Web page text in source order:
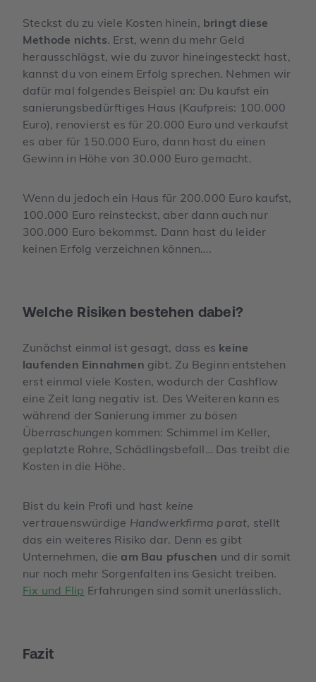
Steckst du zu viele Kosten hinein, bringt diese
Methode nichts. Erst, wenn du mehr Geld
herausschlägst, wie du zuvor hineingesteckt hast,
kannst du von einem Erfolg sprechen. Nehmen wir
dafür mal folgendes Beispiel an: Du kaufst ein
sanierungsbedürftiges Haus (Kaufpreis: 100.000
Euro), renovierst es für 20.000 Euro und verkaufst
es aber für 150.000 Euro, dann hast du einen
Gewinn in Höhe von 30.000 Euro gemacht.
Wenn du jedoch ein Haus für 200.000 Euro kaufst,
100.000 Euro reinsteckst, aber dann auch nur
300.000 Euro bekommst. Dann hast du leider
keinen Erfolg verzeichnen können….
Welche Risiken bestehen dabei?
Zunächst einmal ist gesagt, dass es keine
laufenden Einnahmen gibt. Zu Beginn entstehen
erst einmal viele Kosten, wodurch der Cashflow
eine Zeit lang negativ ist. Des Weiteren kann es
während der Sanierung immer zu bösen
Überraschungen kommen: Schimmel im Keller,
geplatzte Rohre, Schädlingsbefall… Das treibt die
Kosten in die Höhe.
Bist du kein Profi und hast keine
vertrauenswürdige Handwerkfirma parat, stellt
das ein weiteres Risiko dar. Denn es gibt
Unternehmen, die am Bau pfuschen und dir somit
nur noch mehr Sorgenfalten ins Gesicht treiben.
Fix und Flip Erfahrungen sind somit unerlässlich.
Fazit